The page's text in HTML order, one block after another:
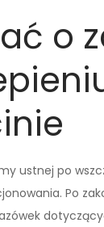
o
ustnej po
Po